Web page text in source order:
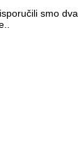
smo dva